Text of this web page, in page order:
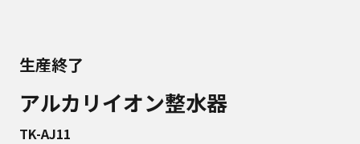
生産終了
アルカリイオン整水器
TK-AJ11